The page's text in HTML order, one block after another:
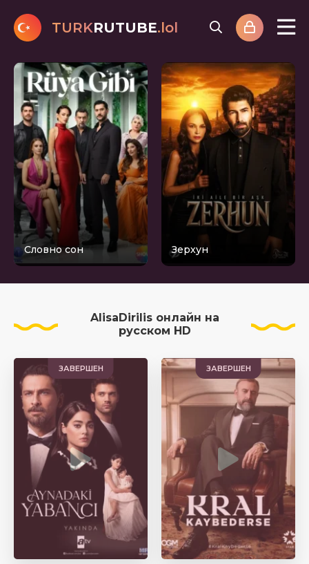
TURKRUTUBE.lol
Словно сон Зерхун
AlisaDirilis онлайн на
русском HD
ЗАВЕРШЕН ЗАВЕРШЕН